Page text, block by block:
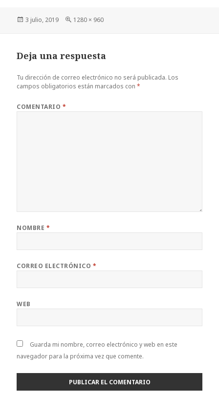
Publicado
3 julio, 2019
Tamaño
1280 × 960
Deja una respuesta
Tu dirección de correo electrónico no será publicada. Los
campos obligatorios están marcados con*
COMENTARIO *
NOMBRE *
CORREO ELECTRÓNICO *
WEB
Guarda mi nombre, correo electrónico y web en este
navegador para la próxima vez que comente.